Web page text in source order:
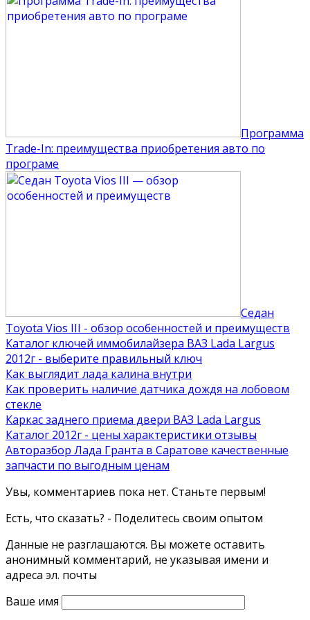
Программа
Trade-In: преимущества приобретения авто по
програме
Седан
Toyota Vios III - обзор особенностей и преимуществ
Каталог ключей иммобилайзера ВАЗ Lada Largus
2012г - выберите правильный ключ
Как выглядит лада калина внутри
Как проверить наличие датчика дождя на лобовом
стекле
Каркас заднего приема двери ВАЗ Lada Largus
Каталог 2012г - цены характеристики отзывы
Авторазбор Лада Гранта в Саратове качественные
запчасти по выгодным ценам
Увы, комментариев пока нет. Станьте первым!
Есть, что сказать? - Поделитесь своим опытом
Данные не разглашаются. Вы можете оставить
анонимный комментарий, не указывая имени и
адреса эл. почты
Ваше имя